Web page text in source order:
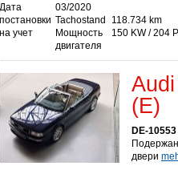
Дата
постановки
на учет
03/2020
Tachostand
118.734 km
Мощность
двигателя
150 KW / 204
(E)
DE-
двери